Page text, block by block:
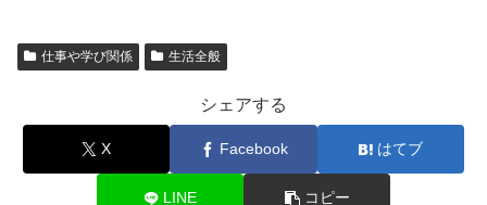
仕事や学び関係 生活全般
シェアする
X Facebook はてブ
LINE コピー